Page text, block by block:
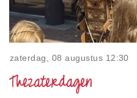
zaterdag, 08 augustus 12:30
Thezaterdagen